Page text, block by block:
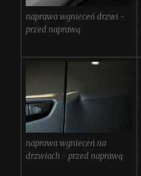
naprawa wgnieceń drzwi -
przed naprawą
naprawa wgnieceń na
drzwiach - przed naprawą